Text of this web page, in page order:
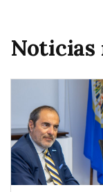
Noticias